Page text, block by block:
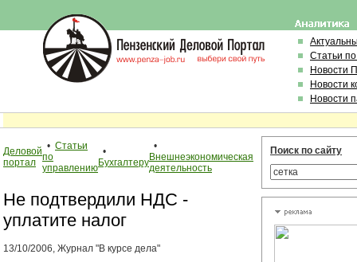
Статьи
Новости
Новости
Новости
Деловой
портал
• Статьи
по
управлению
•
Бухгалтеру
•
Внешнеэкономическая
деятельность
Не подтвердили НДС -
уплатите налог
13/10/2006, Журнал "В курсе дела"
Поиск по сайту